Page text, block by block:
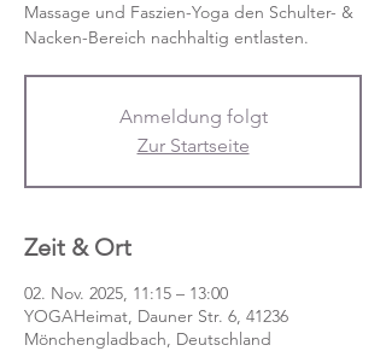
Massage und Faszien-Yoga den Schulter- &
Nacken-Bereich nachhaltig entlasten.
Anmeldung folgt
Zur Startseite
Zeit & Ort
02. Nov. 2025, 11:15 – 13:00
YOGAHeimat, Dauner Str. 6, 41236
Mönchengladbach, Deutschland